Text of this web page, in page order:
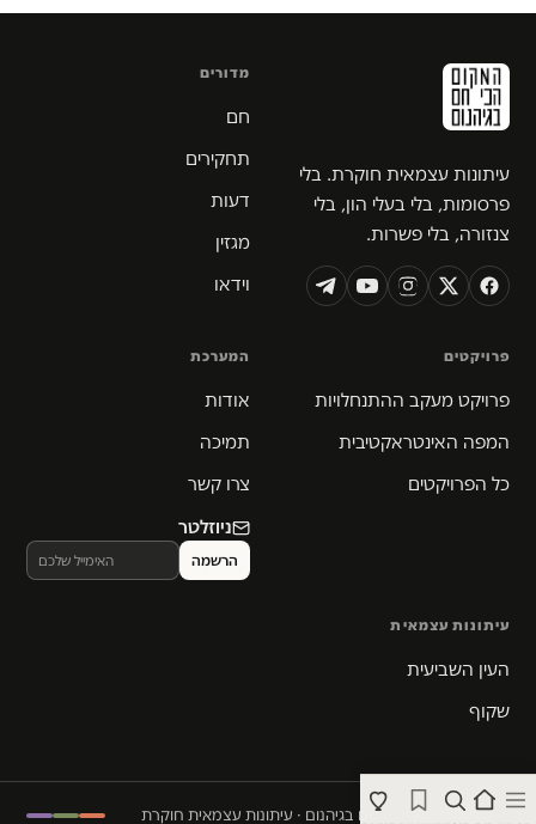
עיתונות עצמאית חוקרת. בלי
פרסומות, בלי בעלי הון, בלי
צנזורה, בלי פשרות.
מדורים
חם
תחקירים
דעות
מגזין
וידאו
פרויקטים
פרויקט מעקב ההתנחלויות
המפה האינטראקטיבית
כל הפרויקטים
המערכת
אודות
תמיכה
צרו קשר
ניוזלטר
עיתונות עצמאית
העין השביעית
שקוף
© 2026 המקום הכי חם בגיהנום · עיתונות עצמאית חוקרת